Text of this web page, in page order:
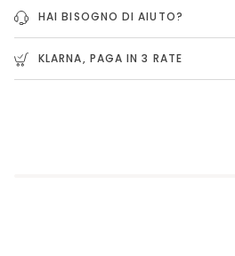
HAI BISOGNO DI AIUTO?
KLARNA, PAGA IN 3 RATE